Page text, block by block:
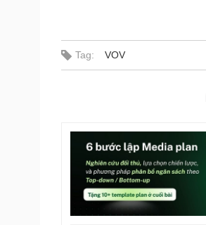
Tag: VOV